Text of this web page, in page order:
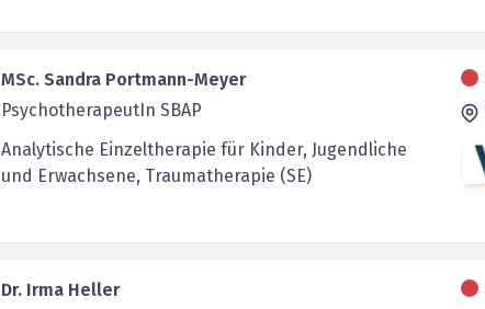
MSc. Sandra Portmann-Meyer
PsychotherapeutIn SBAP
Analytische Einzeltherapie für Kinder, Jugendliche
und Erwachsene, Traumatherapie (SE)
Dr. Irma Heller